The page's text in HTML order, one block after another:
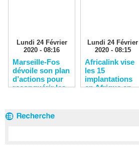
Lundi 24 Février
2020 - 08:16
Marseille-Fos
dévoile son plan
d’actions pour
reconquérir les
Lundi 24 Février
2020 - 08:15
Africalink vise
les 15
implantations
en Afrique en